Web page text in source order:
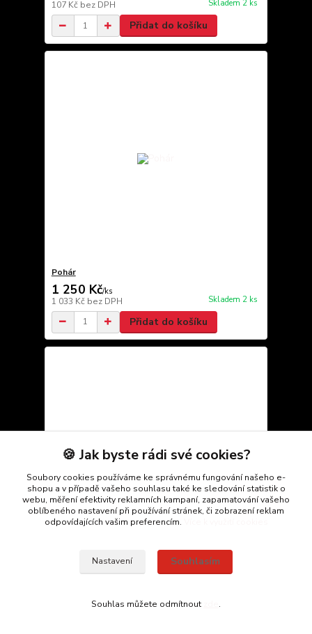
107 Kč bez DPH Skladem 2 ks
Přidat do košíku
Pohár
1 250 Kč/ks
1 033 Kč bez DPH Skladem 2 ks
Přidat do košíku
🍪 Jak byste rádi své cookies?
Soubory cookies používáme ke správnému fungování našeho e-
shopu a v případě vašeho souhlasu také ke sledování statistik o
webu, měření efektivity reklamních kampaní, zapamatování vašeho
oblíbeného nastavení při používání stránek, či zobrazení reklam
odpovídajících vašim preferencím.
Nastavení Souhlasím
Souhlas můžete odmítnout .